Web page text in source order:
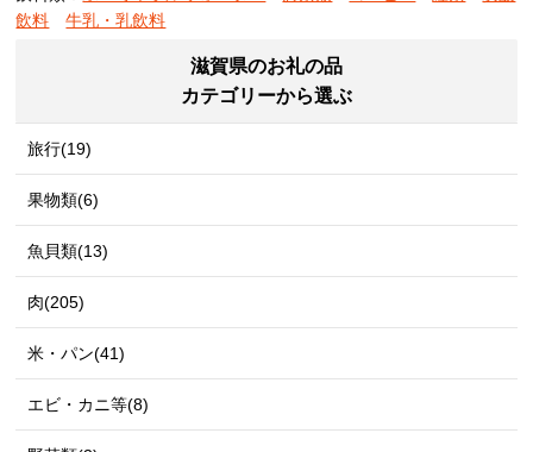
飲料
牛乳・乳飲料
滋賀県のお礼の品
カテゴリーから選ぶ
旅行(19)
果物類(6)
魚貝類(13)
肉(205)
米・パン(41)
エビ・カニ等(8)